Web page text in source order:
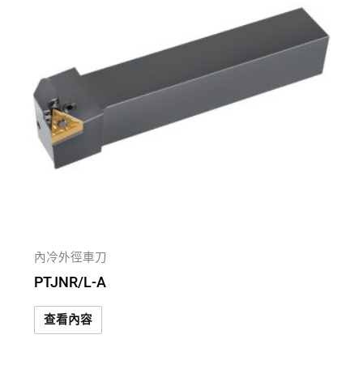
內冷外徑車刀
PTJNR/L-A
查看內容